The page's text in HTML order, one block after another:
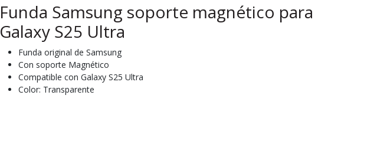
Funda Samsung soporte magnético para
Galaxy S25 Ultra
Funda original de Samsung
Con soporte Magnético
Compatible con Galaxy S25 Ultra
Color: Transparente